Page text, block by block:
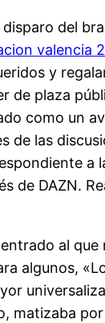
del
valencia
y
plaza
como un
de las
a
de DAZN.
al
algunos,
matizaba